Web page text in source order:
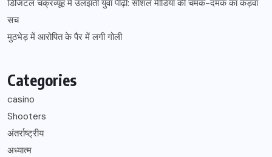
डिजिटल चक्रव्यूह में उलझती युवा पीढ़ी: सोशल मीडिया की चमक-दमक का कड़वा
सच
मुठभेड़ में आरोपित के पैर में लगी गोली
Categories
casino
Shooters
अंतर्राष्ट्रीय
अध्यात्म